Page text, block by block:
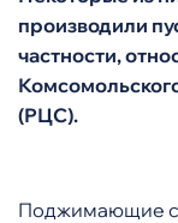
производили
частности,
(РЦС).
Поджимающие